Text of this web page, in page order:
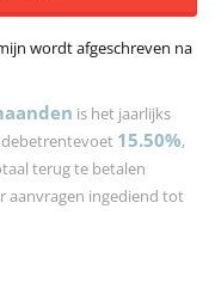
wordt afgeschreven na
is het jaarlijks
debetrentevoet 15.50%,
terug te betalen
aanvragen ingediend tot